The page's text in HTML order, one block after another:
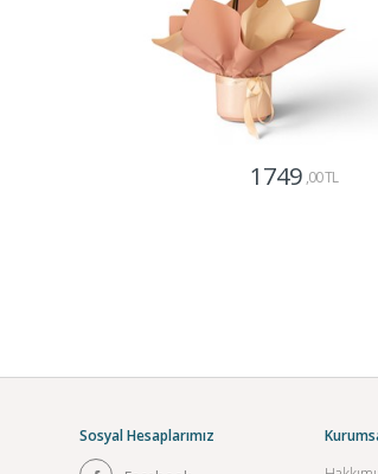
1749 ,00 TL
Sosyal Hesaplarımız